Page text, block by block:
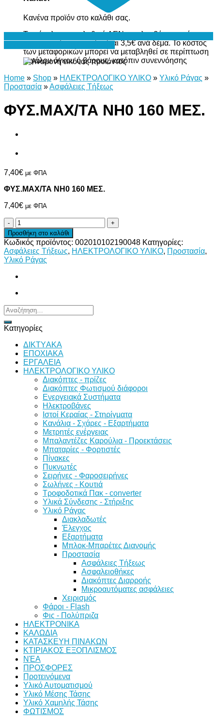
Κανένα προϊόν στο καλάθι σας.
Το σύνολο του καλαθιού ΔΕΝ περιλαμβάνει το κόστος
μεταφορικών, το οποίο είναι 3,5€ ανά δέμα. Το κόστος
των μεταφορικών μπορεί να μεταβληθεί σε περίπτωση
μεγάλου όγκου ή βάρους, κατόπιν συνεννόησης
Home » Shop » ΗΛΕΚΤΡΟΛΟΓΙΚΟ ΥΛΙΚΟ » Υλικό Ράγας »
Προστασία »Ασφάλειες Τήξεως
ΦΥΣ.ΜΑΧ/ΤΑ ΝΗ0 160 ΜΕΣ.
7,40€ με ΦΠΑ
ΦΥΣ.ΜΑΧ/ΤΑ ΝΗ0 160 ΜΕΣ.
7,40€ με ΦΠΑ
ΦΥΣ.ΜΑΧ/
ΤΑ
ΝΗ0
160
ΜΕΣ.
ποσότητα
Προσθήκη στο καλάθι
Κωδικός προϊόντος: 002010102190048 Κατηγορίες:
Ασφάλειες Τήξεως, ΗΛΕΚΤΡΟΛΟΓΙΚΟ ΥΛΙΚΟ, Προστασία,
Υλικό Ράγας
Αναζήτηση
για:
Κατηγορίες
ΔΙKTΥAKA
ΕΠΟΧΙΑΚΑ
ΕΡΓΑΛΕΙΑ
ΗΛΕΚΤΡΟΛΟΓΙΚΟ ΥΛΙΚΟ
Διακόπτες - πρίζες
Διακόπτες Φωτισμού διάφοροι
Ενεργειακά Συστήματα
Ηλεκτροβάνες
Ιστοί Κεραίας - Στηρίγματα
Κανάλια - Σχάρες - Εξαρτήματα
Μετρητές ενέργειας
Μπαλαντέζες Καρούλια - Προεκτάσεις
Μπαταρίες - Φορτιστές
Πίνακες
Πυκνωτές
Σειρήνες - Φαροσειρήνες
Σωλήνες - Κουτιά
Τροφοδοτικά Πακ - converter
Υλικά Σύνδεσης - Στήριξης
Υλικό Ράγας
Διακλαδωτές
Έλεγχος
Εξαρτήματα
Μπλοκ-Μπαρέτες Διανομής
Προστασία
Ασφάλειες Τήξεως
Ασφαλειοθήκες
Διακόπτες Διαρροής
Μικροαυτόματες ασφάλειες
Χειρισμός
Φάροι - Flash
Φις - Πολύπριζα
ΗΛΕΚΤΡΟΝΙΚΑ
ΚΑΛΩΔΙΑ
ΚΑΤΑΣΚΕΥΗ ΠΙΝΑΚΩΝ
ΚΤΙΡΙΑΚΟΣ ΕΞΟΠΛΙΣΜΟΣ
ΝΈΑ
ΠΡΟΣΦΟΡΕΣ
Προτεινόμενα
Υλικό Αυτοματισμού
Υλικό Μέσης Τάσης
Υλικό Χαμηλής Τάσης
ΦΩΤΙΣΜΟΣ